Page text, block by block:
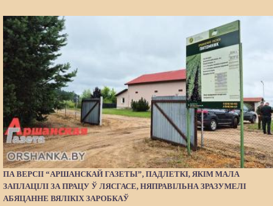
ПА ВЕРСІІ “АРШАНСКАЙ ГАЗЕТЫ”, ПАДЛЕТКІ, ЯКІМ МАЛА
ЗАПЛАЦІЛІ ЗА ПРАЦУ Ў ЛЯСГАСЕ, НЯПРАВІЛЬНА ЗРАЗУМЕЛІ
АБЯЦАННЕ ВЯЛІКІХ ЗАРОБКАЎ